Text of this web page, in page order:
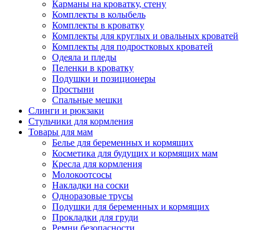
Карманы на кроватку, стену
Комплекты в колыбель
Комплекты в кроватку
Комплекты для круглых и овальных кроватей
Комплекты для подростковых кроватей
Одеяла и пледы
Пеленки в кроватку
Подушки и позиционеры
Простыни
Спальные мешки
Слинги и рюкзаки
Стульчики для кормления
Товары для мам
Белье для беременных и кормящих
Косметика для будущих и кормящих мам
Кресла для кормления
Молокоотсосы
Накладки на соски
Одноразовые трусы
Подушки для беременных и кормящих
Прокладки для груди
Ремни безопасности